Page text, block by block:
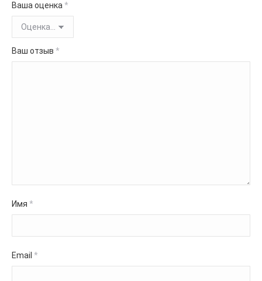
Ваша оценка*
Ваш отзыв *
Имя *
Email *